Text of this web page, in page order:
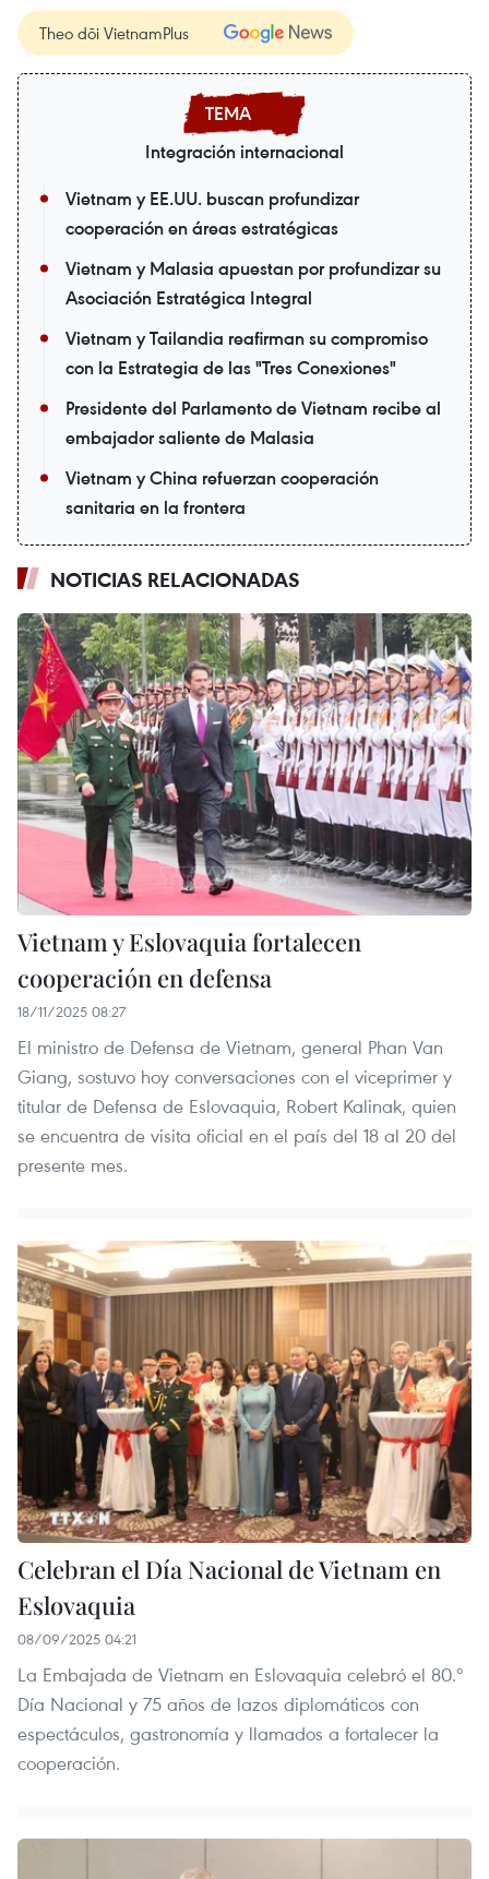
Theo dõi VietnamPlus
Integración internacional
Vietnam y EE.UU. buscan profundizar
cooperación en áreas estratégicas
Vietnam y Malasia apuestan por profundizar su
Asociación Estratégica Integral
Vietnam y Tailandia reafirman su compromiso
con la Estrategia de las "Tres Conexiones"
Presidente del Parlamento de Vietnam recibe al
embajador saliente de Malasia
Vietnam y China refuerzan cooperación
sanitaria en la frontera
NOTICIAS RELACIONADAS
Vietnam y Eslovaquia fortalecen
cooperación en defensa
18/11/2025 08:27
El ministro de Defensa de Vietnam, general Phan Van
Giang, sostuvo hoy conversaciones con el viceprimer y
titular de Defensa de Eslovaquia, Robert Kalinak, quien
se encuentra de visita oficial en el país del 18 al 20 del
presente mes.
Celebran el Día Nacional de Vietnam en
Eslovaquia
08/09/2025 04:21
La Embajada de Vietnam en Eslovaquia celebró el 80.º
Día Nacional y 75 años de lazos diplomáticos con
espectáculos, gastronomía y llamados a fortalecer la
cooperación.